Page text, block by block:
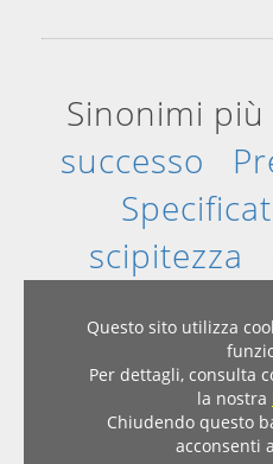
Sinonimi
successo
scipitezza
Home|
© 2007 - 2026 -
Questo sito utilizza
Per dettagli, consulta
la nostra
Chiudendo questo
acconsenti